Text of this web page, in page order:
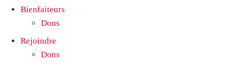
Bienfaiteurs
Dons
Rejoindre
Dons